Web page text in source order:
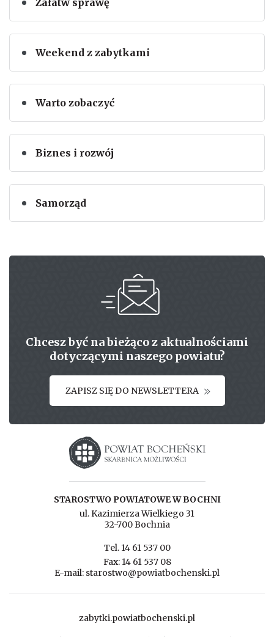
Załatw sprawę
Weekend z zabytkami
Warto zobaczyć
Biznes i rozwój
Samorząd
Chcesz być na bieżąco z aktualnościami
dotyczącymi naszego powiatu?
ZAPISZ SIĘ DO NEWSLETTERA
Starostwo powiatowe w Bochni
STAROSTWO POWIATOWE W BOCHNI
ul. Kazimierza Wielkiego 31
32-700 Bochnia
Tel. 14 61 537 00
Fax: 14 61 537 08
E-mail: starostwo@powiatbochenski.pl
zabytki.powiatbochenski.pl